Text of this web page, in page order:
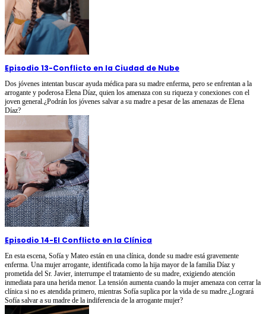
Episodio 13-Conflicto en la Ciudad de Nube
Dos jóvenes intentan buscar ayuda médica para su madre enferma, pero se enfrentan a la
arrogante y poderosa Elena Díaz, quien los amenaza con su riqueza y conexiones con el
joven general.¿Podrán los jóvenes salvar a su madre a pesar de las amenazas de Elena
Díaz?
Episodio 14-El Conflicto en la Clínica
En esta escena, Sofía y Mateo están en una clínica, donde su madre está gravemente
enferma. Una mujer arrogante, identificada como la hija mayor de la familia Díaz y
prometida del Sr. Javier, interrumpe el tratamiento de su madre, exigiendo atención
inmediata para una herida menor. La tensión aumenta cuando la mujer amenaza con cerrar la
clínica si no es atendida primero, mientras Sofía suplica por la vida de su madre.¿Logrará
Sofía salvar a su madre de la indiferencia de la arrogante mujer?